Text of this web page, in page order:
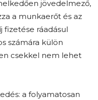
jövedelmező,
a munkaerőt és az
fizetése ráadásul
számára külön
csekkel nem lehet
a folyamatosan